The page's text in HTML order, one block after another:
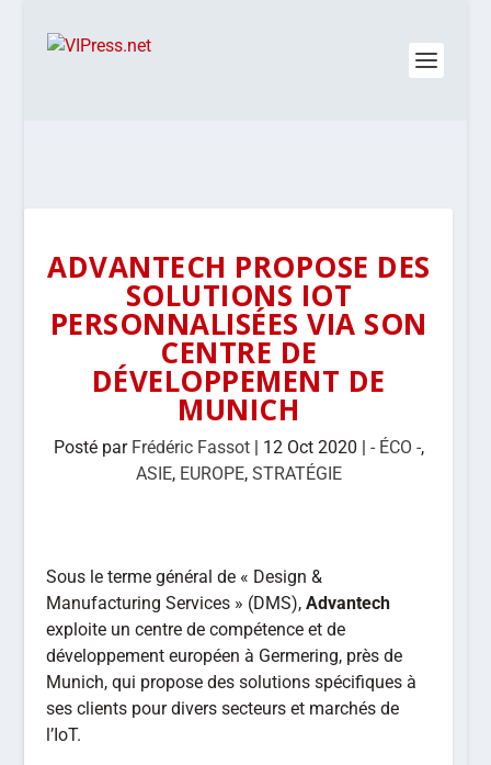
ADVANTECH PROPOSE DES
SOLUTIONS IOT
PERSONNALISÉES VIA SON
CENTRE DE
DÉVELOPPEMENT DE
MUNICH
Posté par Frédéric Fassot| 12 Oct 2020 | - ÉCO -,
ASIE, EUROPE, STRATÉGIE
Sous le terme général de « Design &
Manufacturing Services » (DMS),Advantech
exploite un centre de compétence et de
développement européen à Germering, près de
Munich, qui propose des solutions spécifiques à
ses clients pour divers secteurs et marchés de
l’IoT.